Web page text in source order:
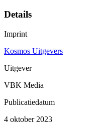
Details
Imprint
Kosmos Uitgevers
Uitgever
VBK Media
Publicatiedatum
4 oktober 2023